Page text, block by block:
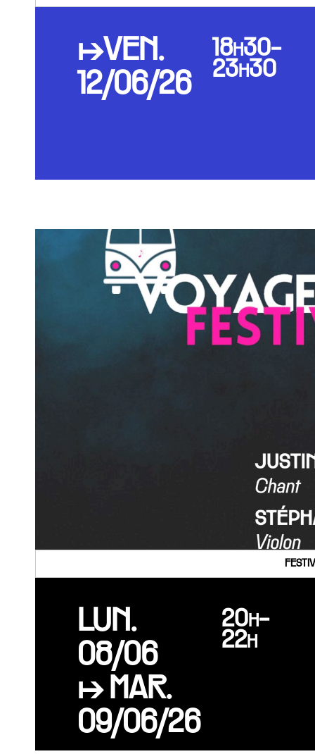
↦VEN.
12/06/26
18h30-
23h30
LUN.
08/06
↦ MAR.
09/06/26
20h-
22h